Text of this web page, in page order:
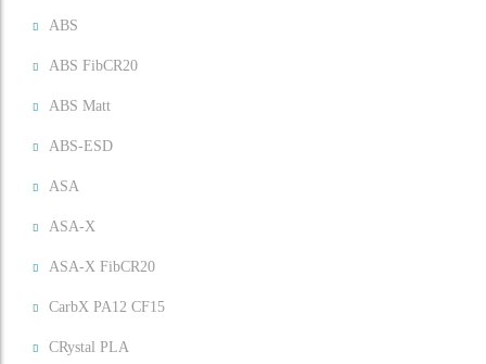
ABS
ABS FibCR20
ABS Matt
ABS-ESD
ASA
ASA-X
ASA-X FibCR20
CarbX PA12 CF15
CRystal PLA